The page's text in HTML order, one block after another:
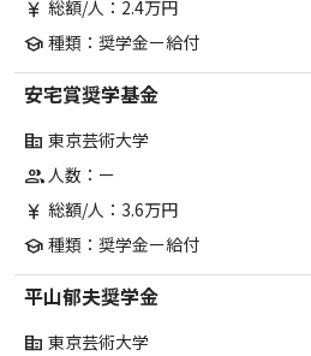
currency_yen 総額/人：2.4万円
school 種類：奨学金ー給付
安宅賞奨学基金
corporate_fare 東京芸術大学
group人数：ー
currency_yen 総額/人：3.6万円
school 種類：奨学金ー給付
平山郁夫奨学金
corporate_fare 東京芸術大学